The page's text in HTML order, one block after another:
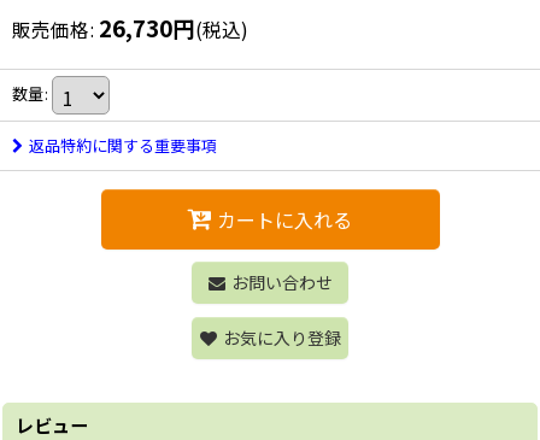
販売価格: 26,730円(税込)
数量:
返品特約に関する重要事項
カートに入れる
お問い合わせ
お気に入り登録
レビュー